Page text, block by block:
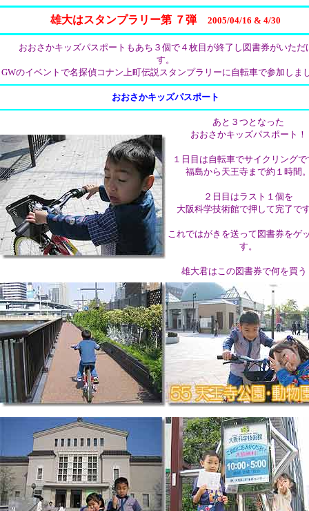
雄大はスタンプラリー第 ７弾 2005/04/16 & 4/30
おおさかキッズパスポートもあち３個で４枚目が終了し図書券がいただ
す。
GWのイベントで名探偵コナン上町伝説スタンプラリーに自転車で参加しま
おおさかキッズパスポート
あと３つとなった
おおさかキッズパスポート！
１日目は自転車でサイクリングで
福島から天王寺まで約１時間
２日目はラスト１個を
大阪科学技術館で押して完了で
これではがきを送って図書券をゲ
す。
雄大君はこの図書券で何を買う